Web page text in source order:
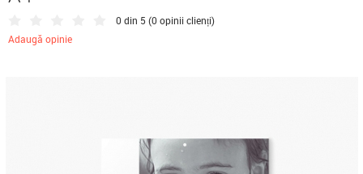
0 din 5 (0 opinii clienți)
Adaugă opinie